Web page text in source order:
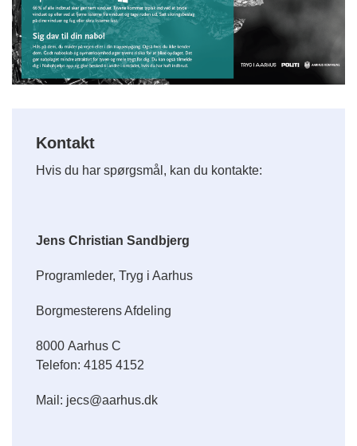
Kontakt
Hvis du har spørgsmål, kan du kontakte:
Jens Christian Sandbjerg
Programleder, Tryg i Aarhus
Borgmesterens Afdeling
8000 Aarhus C
Telefon: 4185 4152
Mail: jecs@aarhus.dk